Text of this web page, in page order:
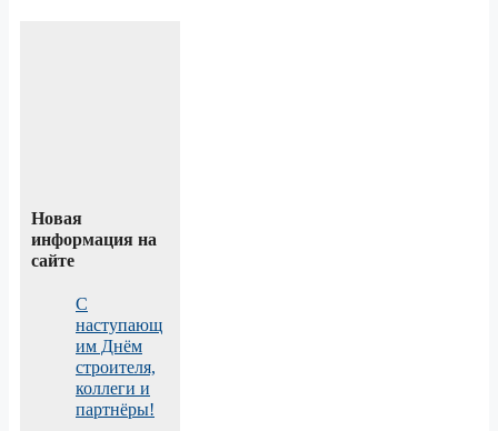
Новая
информация на
сайте
С
наступающ
им Днём
строителя,
коллеги и
партнёры!